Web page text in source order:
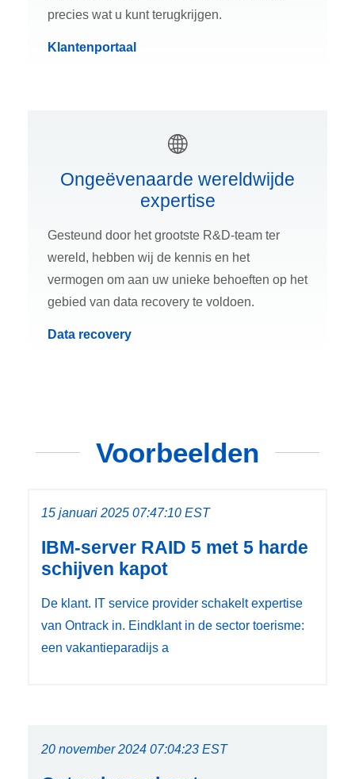
precies wat u kunt terugkrijgen.
Klantenportaal
Ongeëvenaarde wereldwijde
expertise
Gesteund door het grootste R&D-team ter
wereld, hebben wij de kennis en het
vermogen om aan uw unieke behoeften op het
gebied van data recovery te voldoen.
Data recovery
Voorbeelden
15 januari 2025 07:47:10 EST
IBM-server RAID 5 met 5 harde
schijven kapot
De klant. IT service provider schakelt expertise
van Ontrack in. Eindklant in de sector toerisme:
een vakantieparadijs a
20 november 2024 07:04:23 EST